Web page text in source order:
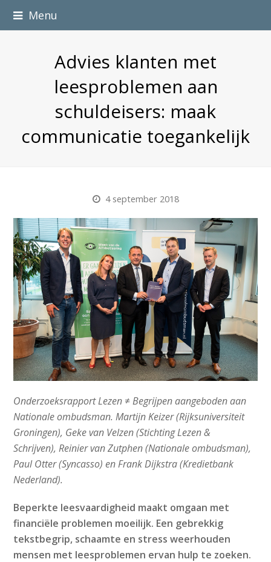
Menu
Advies klanten met
leesproblemen aan
schuldeisers: maak
communicatie toegankelijk
4 september 2018
Onderzoeksrapport Lezen ≠ Begrijpen aangeboden aan
Nationale ombudsman. Martijn Keizer (Rijksuniversiteit
Groningen), Geke van Velzen (Stichting Lezen &
Schrijven), Reinier van Zutphen (Nationale ombudsman),
Paul Otter (Syncasso) en Frank Dijkstra (Kredietbank
Nederland).
Beperkte leesvaardigheid maakt omgaan met
financiële problemen moeilijk. Een gebrekkig
tekstbegrip, schaamte en stress weerhouden
mensen met leesproblemen ervan hulp te zoeken.